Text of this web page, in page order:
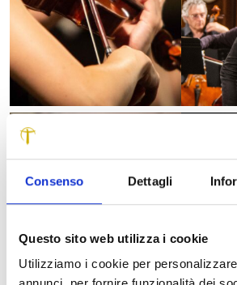
Consenso Dettagli
Questo sito web utilizza i cookie
Utilizziamo i cookie per